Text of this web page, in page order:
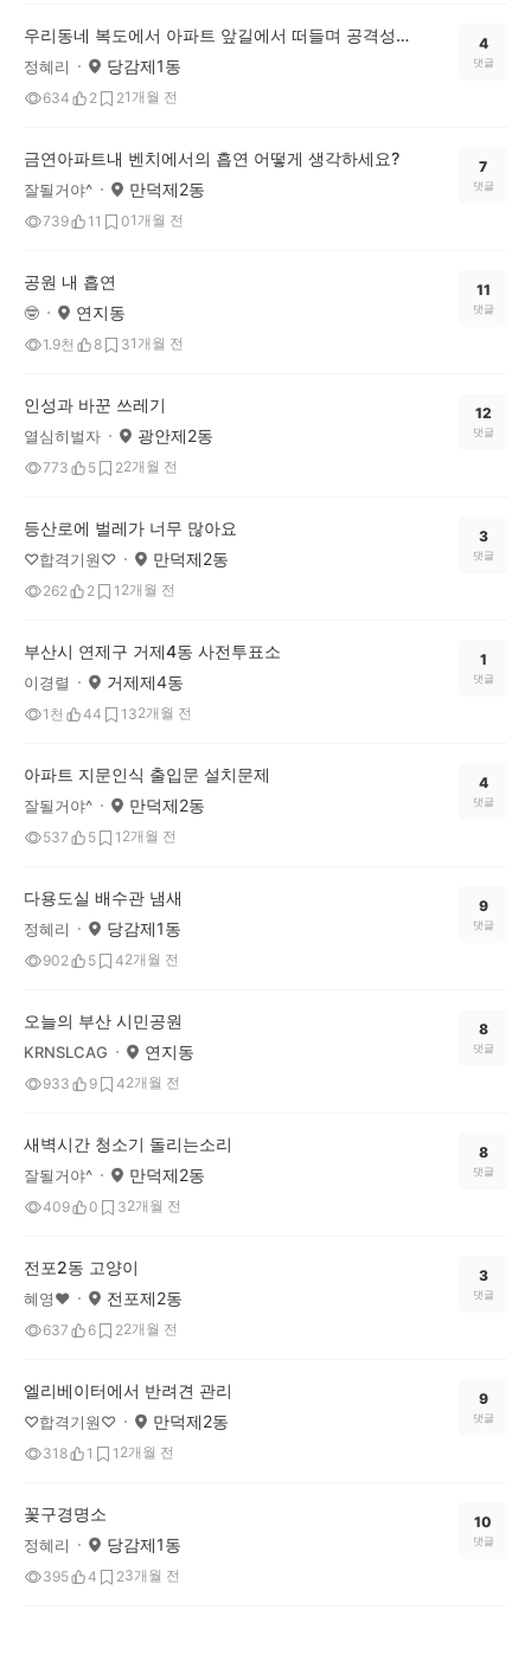
우리동네 복도에서 아파트 앞길에서 떠들며 공격성을 내보이는게 문제다
정혜리 당감제1동
634 2 21개월 전
4
댓글
금연아파트내 벤치에서의 흡연 어떻게 생각하세요?
잘될거야^ 만덕제2동
739 11 01개월 전
7
댓글
공원 내 흡연
🤓 연지동
1.9천 8 31개월 전
11
댓글
인성과 바꾼 쓰레기
열심히벌자 광안제2동
773 5 22개월 전
12
댓글
등산로에 벌레가 너무 많아요
♡합격기원♡ 만덕제2동
262 2 1 2개월 전
3
댓글
부산시 연제구 거제4동 사전투표소
이경렬 거제제4동
1천 44 132개월 전
1
댓글
아파트 지문인식 출입문 설치문제
잘될거야^ 만덕제2동
537 5 1 2개월 전
4
댓글
다용도실 배수관 냄새
정혜리 당감제1동
902 5 42개월 전
9
댓글
오늘의 부산 시민공원
KRNSLCAG 연지동
933 9 42개월 전
8
댓글
새벽시간 청소기 돌리는소리
잘될거야^ 만덕제2동
409 0 32개월 전
8
댓글
전포2동 고양이
혜영❤ 전포제2동
637 6 22개월 전
3
댓글
엘리베이터에서 반려견 관리
♡합격기원♡ 만덕제2동
318 1 1 2개월 전
9
댓글
꽃구경명소
정혜리 당감제1동
395 4 23개월 전
10
댓글